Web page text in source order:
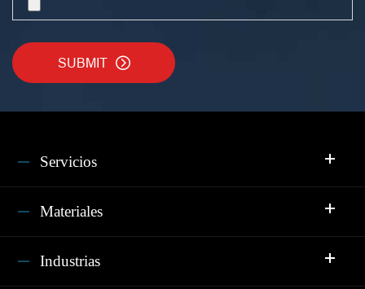
SUBMIT 
Servicios
Materiales
Industrias